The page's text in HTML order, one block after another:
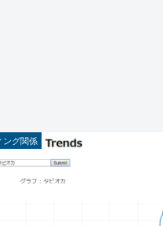
ング関係